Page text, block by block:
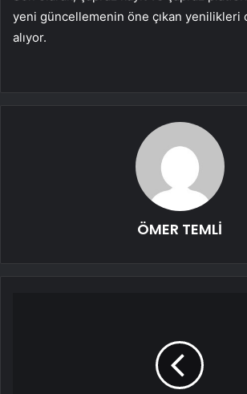
yeni güncellemenin öne çıkan yenilikleri
alıyor.
ÖMER TEMLİ